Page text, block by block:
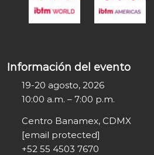
Información del evento
19-20 agosto, 2026
10:00 a.m. – 7:00 p.m.
Centro Banamex, CDMX
[email protected]
+52 55 4503 7670